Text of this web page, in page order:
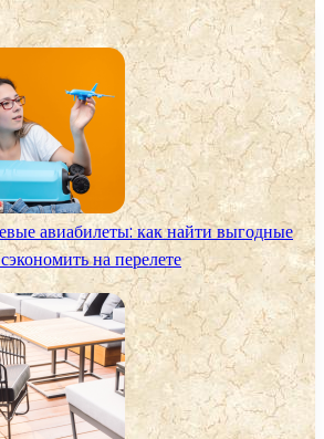
авиабилеты: как найти выгодные
на перелете